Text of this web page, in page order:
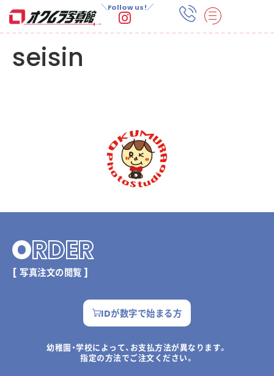
＼Follow us!／
seisin
ORDER
[ 写真注文の閲覧 ]
IDが数字で始まる方
幼稚園・学校によって、お支払方法が異なります。
指定の方法でご注文ください。